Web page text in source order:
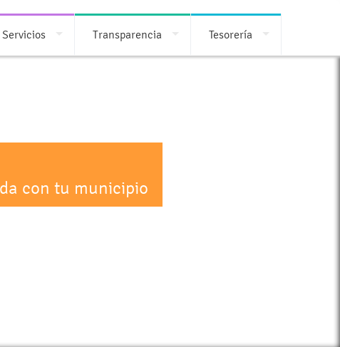
Transparencia Tesorería
con tu municipio